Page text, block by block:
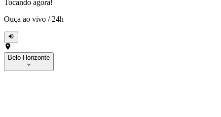
Tocando agora!
Ouça ao vivo / 24h
Belo Horizonte